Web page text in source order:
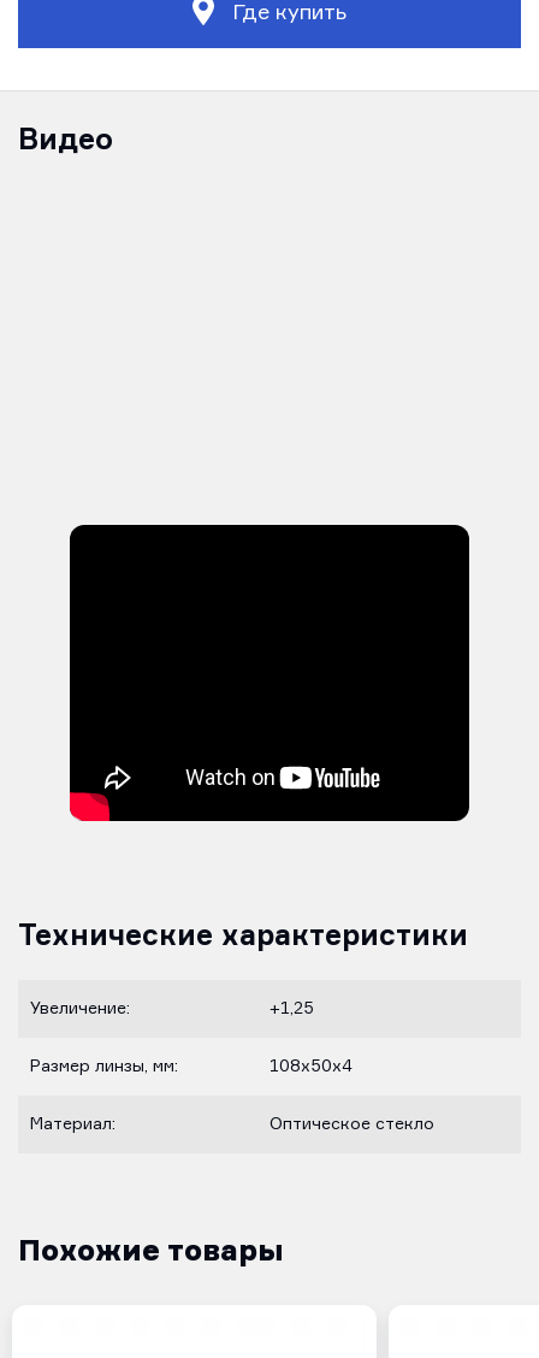
Где купить
Видео
Технические характеристики
Увеличение: +1,25
Размер линзы, мм: 108x50х4
Материал: Оптическое стекло
Похожие товары